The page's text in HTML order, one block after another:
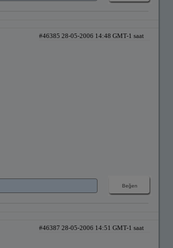
#46385 28-05-2006 14:48 GMT-1 saat
#46387 28-05-2006 14:51 GMT-1 saat